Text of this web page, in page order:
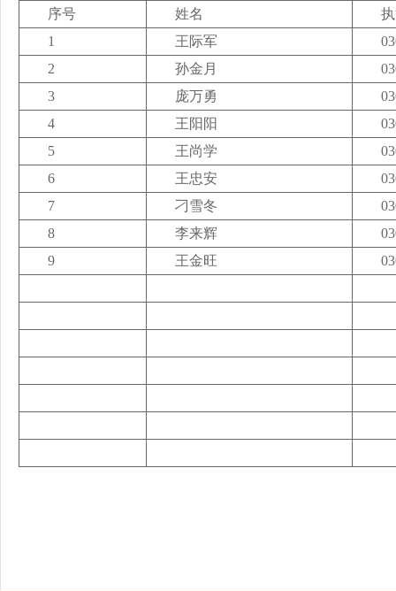
序号 姓名
1
王际军
2
孙金月
3
庞万勇
4
王阳阳
5
王尚学
6
王忠安
7
刁雪冬
8
李来辉
9
王金旺